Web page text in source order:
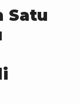
Satu